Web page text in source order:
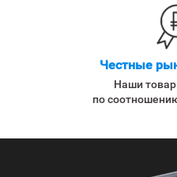
Честные
Наши
по